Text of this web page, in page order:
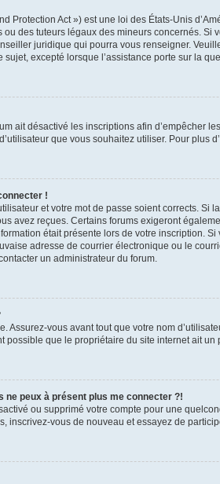
Protection Act ») est une loi des États-Unis
des tuteurs légaux des mineurs concernés.
juridique qui pourra vous renseigner.
excepté lorsque l’assistance porte sur la
ait désactivé les inscriptions afin d’empêcher
que vous souhaitez utiliser. Pour plus
!
et votre mot de passe soient corrects. Si
avez reçues. Certains forums exigeront
était présente lors de votre inscription.
adresse de courrier électronique ou le
un administrateur du forum.
Assurez-vous avant tout que votre nom
possible que le propriétaire du site internet ait
ne peux à présent plus me connecter ?!
ou supprimé votre compte pour une
inscrivez-vous de nouveau et essayez de